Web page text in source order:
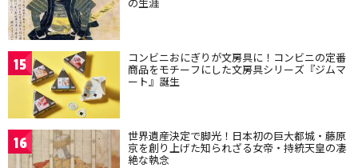
15 コンビニおにぎりが文房具に！コンビニの定番
商品をモチーフにした文房具シリーズ『ジムマ
ート』誕生
16 世界遺産決定で脚光！日本初の巨大都城・藤原
京を創り上げた知られざる女帝・持統天皇の凄
絶な執念